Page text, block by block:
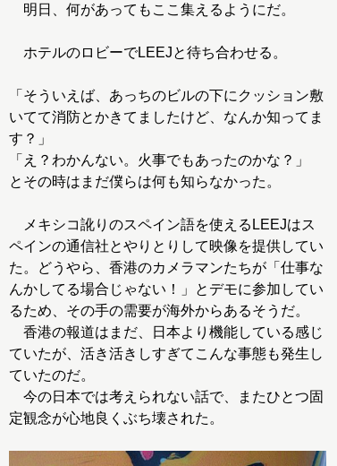
明日、何があってもここ集えるようにだ。
ホテルのロビーでLEEJと待ち合わせる。
「そういえば、あっちのビルの下にクッション敷
いてて消防とかきてましたけど、なんか知ってま
す？」
「え？わかんない。火事でもあったのかな？」
とその時はまだ僕らは何も知らなかった。
メキシコ訛りのスペイン語を使えるLEEJはス
ペインの通信社とやりとりして映像を提供してい
た。どうやら、香港のカメラマンたちが「仕事な
んかしてる場合じゃない！」とデモに参加してい
るため、その手の需要が海外からあるそうだ。
香港の報道はまだ、日本より機能している感じ
ていたが、活き活きしすぎてこんな事態も発生し
ていたのだ。
今の日本では考えられない話で、またひとつ固
定観念が心地良くぶち壊された。